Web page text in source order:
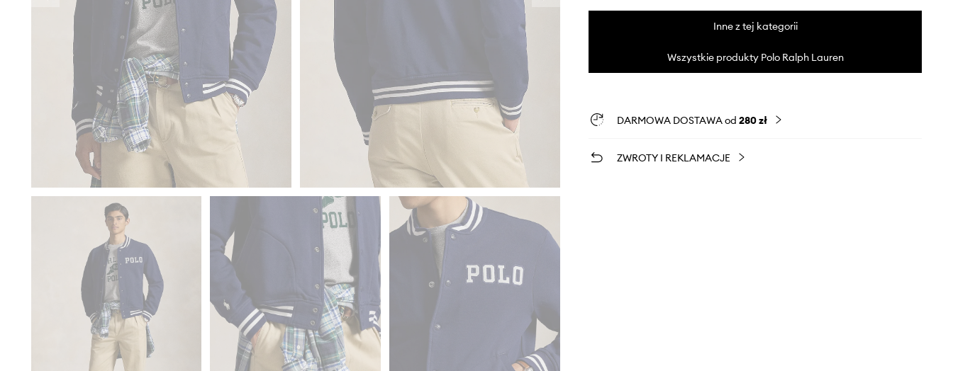
Inne z tej kategorii
Wszystkie produkty Polo Ralph Lauren
DARMOWA DOSTAWA od 280 zł
ZWROTY I REKLAMACJE